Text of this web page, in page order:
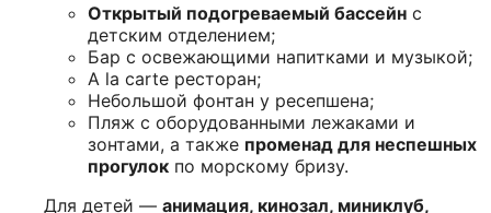
Открытый подогреваемый бассейн с
детским отделением;
Бар с освежающими напитками и музыкой;
А la carte ресторан;
Небольшой фонтан у ресепшена;
Пляж с оборудованными лежаками и
зонтами, а также променад для неспешных
прогулок по морскому бризу.
Для детей — анимация, кинозал, миниклуб,